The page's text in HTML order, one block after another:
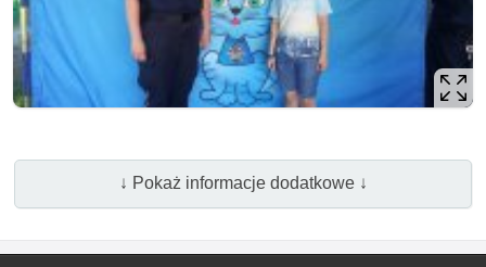
↓ Pokaż informacje dodatkowe ↓